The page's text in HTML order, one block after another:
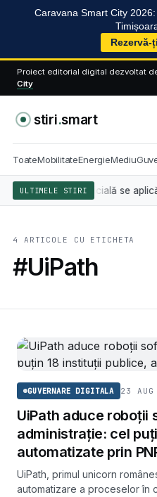
Caravana Smart City
Rezervă-
Proiect editorial digital dezvoltat
City
stiri.smart
ToateMobilitateEnergieMediu
ULTIMELE STIRI
inteligența artificială se aplică
4 ARTICOLE CU ETICHETA
#UiPath
GUVERNARE DIGITALA 23 AUG
UiPath aduce roboții
administrație: cel
automatizate prin
UiPath, primul unicorn
automatizare a proceselor în